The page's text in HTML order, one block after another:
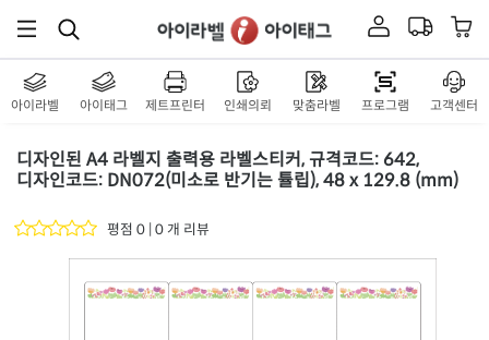
아이라벨 아이태그 제트프린터 인쇄의뢰 맞춤라벨 프로그램 고객센터
디자인된 A4 라벨지 출력용 라벨스티커, 규격코드: 642,
디자인코드: DN072(미소로 반기는 튤립), 48 x 129.8 (mm)
평점 0 | 0 개 리뷰